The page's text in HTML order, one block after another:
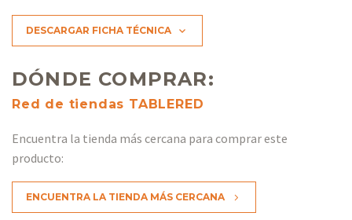
DESCARGAR FICHA TÉCNICA 
DÓNDE COMPRAR:
Red de tiendas TABLERED
Encuentra la tienda más cercana para comprar este
producto:
ENCUENTRA LA TIENDA MÁS CERCANA 5